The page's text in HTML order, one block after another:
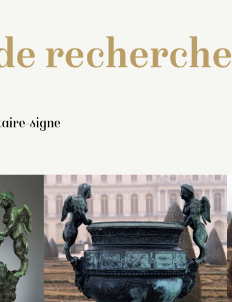
recherche
signe
Deux
deux
haut,
un
Inventaire de 1707 : « Deux
vazes de bronze, de deux
pieds deux pouces de haut,
ayant une gorge entourée
d’un cep de vignes avec un
Exécuté en 1851 ou 1852
par Christophe-François
Calla pour le parterre du
Midi, d’après les vases de
Laurent Magnier et Jean-